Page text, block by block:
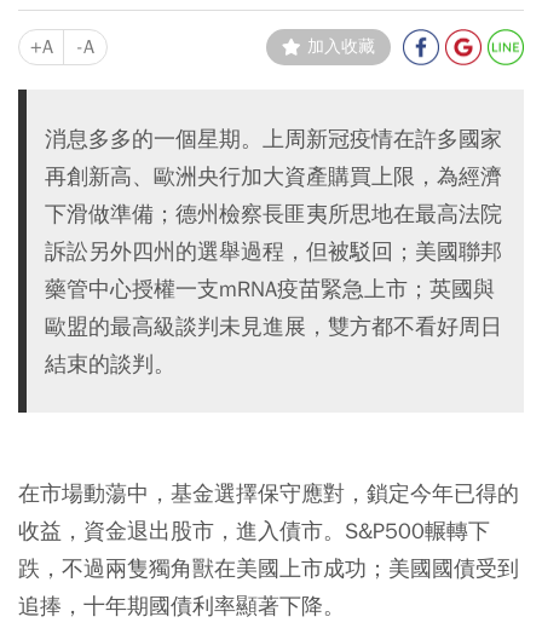
+A -A 加入收藏
消息多多的一個星期。上周新冠疫情在許多國家
再創新高、歐洲央行加大資產購買上限，為經濟
下滑做準備；德州檢察長匪夷所思地在最高法院
訴訟另外四州的選舉過程，但被駁回；美國聯邦
藥管中心授權一支mRNA疫苗緊急上市；英國與
歐盟的最高級談判未見進展，雙方都不看好周日
結束的談判。
在市場動蕩中，基金選擇保守應對，鎖定今年已得的
收益，資金退出股市，進入債市。S&P500輾轉下
跌，不過兩隻獨角獸在美國上市成功；美國國債受到
追捧，十年期國債利率顯著下降。